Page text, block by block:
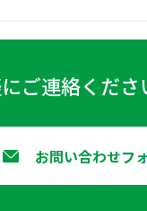
ご連絡くださ
お問い合わせフ